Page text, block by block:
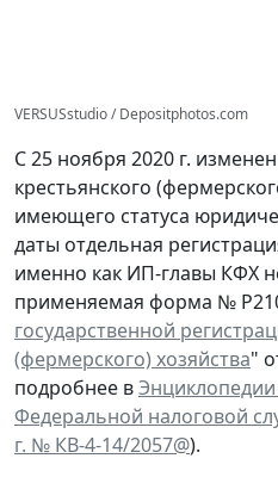
VERSUSstudio / Depositphotos.com
С 25 ноября 2020 г.
крестьянского
имеющего статуса
даты отдельная
именно как ИП-главы КФХ
применяемая форма №
государственной
(фермерского) хозяйства"
подробнее в
Федеральной налоговой
г. № КВ-4-14/2057@).